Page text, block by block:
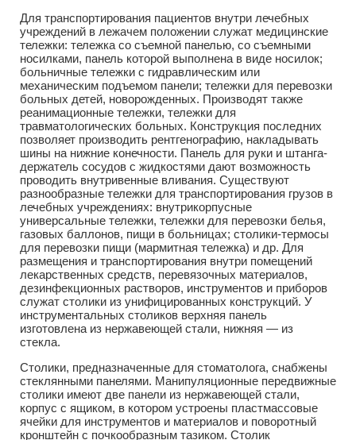
Для транспортирования пациентов внутри лечебных
учреждений в лежачем положении служат медицинские
тележки: тележка со съемной панелью, со съемными
носилками, панель которой выполнена в виде носилок;
больничные тележки с гидравлическим или
механическим подъемом панели; тележки для перевозки
больных детей, новорожденных. Производят также
реанимационные тележки, тележки для
травматологических больных. Конструкция последних
позволяет производить рентгенографию, накладывать
шины на нижние конечности. Панель для руки и штанга-
держатель сосудов с жидкостями дают возможность
проводить внутривенные вливания. Существуют
разнообразные тележки для транспортирования грузов в
лечебных учреждениях: внутрикорпусные
универсальные тележки, тележки для перевозки белья,
газовых баллонов, пищи в больницах; столики-термосы
для перевозки пищи (мармитная тележка) и др. Для
размещения и транспортирования внутри помещений
лекарственных средств, перевязочных материалов,
дезинфекционных растворов, инструментов и приборов
служат столики из унифицированных конструкций. У
инструментальных столиков верхняя панель
изготовлена из нержавеющей стали, нижняя — из
стекла.
Столики, предназначенные для стоматолога, снабжены
стеклянными панелями. Манипуляционные передвижные
столики имеют две панели из нержавеющей стали,
корпус с ящиком, в котором устроены пластмассовые
ячейки для инструментов и материалов и поворотный
кронштейн с почкообразным тазиком. Столик